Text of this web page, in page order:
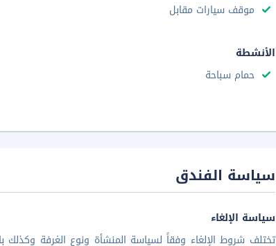
موقف سيارات مقابل
الأنشطة
حمام سباحة
سياسة الفندق
سياسة الإلغاء
تختلف شروط الإلغاء وفقاً لسياسة المنشأة ونوع الغرفة وكذلك